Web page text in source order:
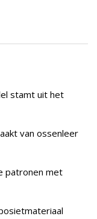
stamt uit het
van ossenleer
patronen met